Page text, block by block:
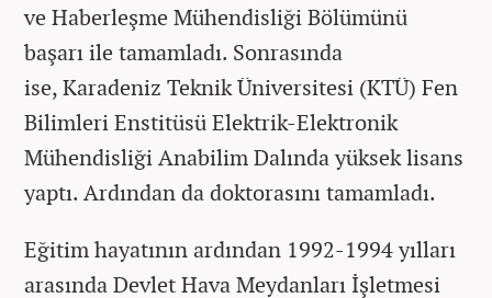
ve Haberleşme Mühendisliği Bölümünü
başarı ile tamamladı. Sonrasında
ise,Karadeniz Teknik Üniversitesi (KTÜ) Fen
Bilimleri Enstitüsü Elektrik-Elektronik
Mühendisliği Anabilim Dalında yüksek lisans
yaptı. Ardından da doktorasını tamamladı.
Eğitim hayatının ardından 1992-1994 yılları
arasında Devlet Hava Meydanları İşletmesi